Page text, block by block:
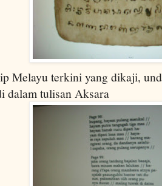
Melayu terkini yang dikaji,
dalam tulisan Aksara